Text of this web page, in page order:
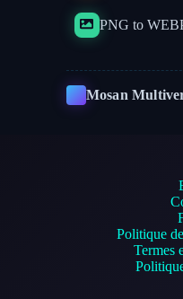
PNG to
Mosan
Politique
Termes